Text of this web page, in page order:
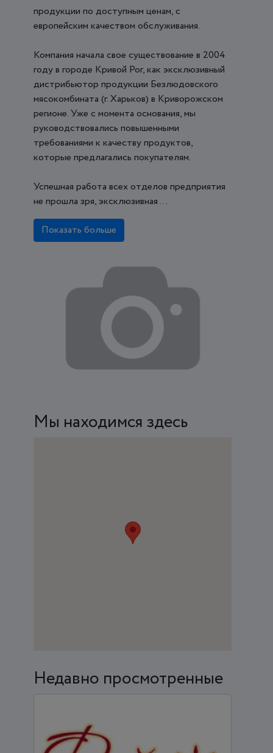
продукции по доступным ценам, с
европейским качеством обслуживания.
Компания начала свое существование в 2004
году в городе Кривой Рог, как эксклюзивный
дистрибьютор продукции Безлюдовского
мясокомбината (г. Харьков) в Криворожском
регионе. Уже с момента основания, мы
руководствовались повышенными
требованиями к качеству продуктов,
которые предлагались покупателям.
Успешная работа всех отделов предприятия
не прошла зря, эксклюзивная ...
Показать больше
Мы находимся здесь
Недавно просмотренные